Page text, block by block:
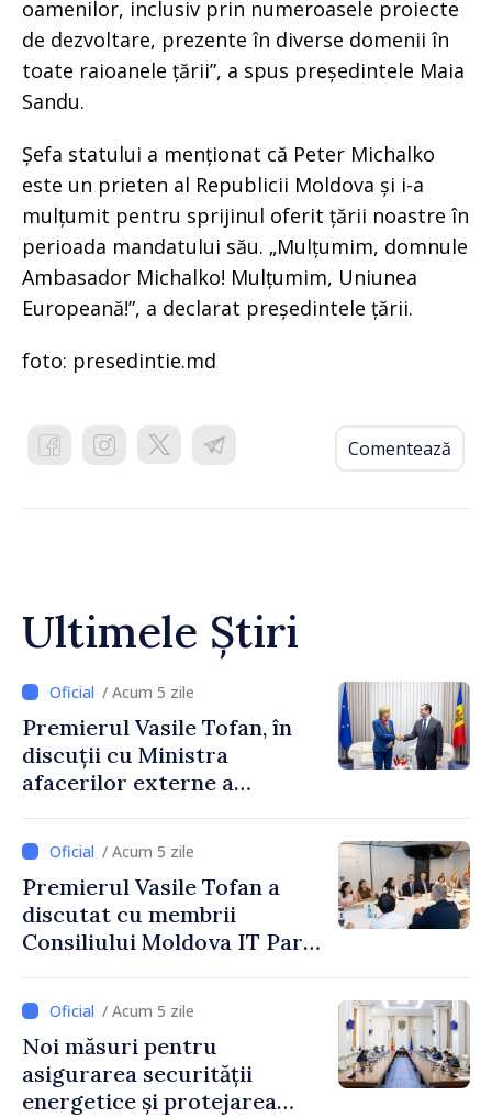
oamenilor, inclusiv prin numeroasele proiecte
de dezvoltare, prezente în diverse domenii în
toate raioanele țării”, a spus președintele Maia
Sandu.
Șefa statului a menționat că Peter Michalko
este un prieten al Republicii Moldova și i-a
mulțumit pentru sprijinul oferit țării noastre în
perioada mandatului său. „Mulțumim, domnule
Ambasador Michalko! Mulțumim, Uniunea
Europeană!”, a declarat președintele țării.
foto: presedintie.md
Comentează
Ultimele Știri
/ Acum 5 zile
Premierul Vasile Tofan, în
discuții cu Ministra
afacerilor externe a
/ Acum 5 zile
Premierul Vasile Tofan a
discutat cu membrii
Consiliului Moldova IT Park:
industriei IT”
/ Acum 5 zile
Noi măsuri pentru
asigurarea securității
energetice și protejarea